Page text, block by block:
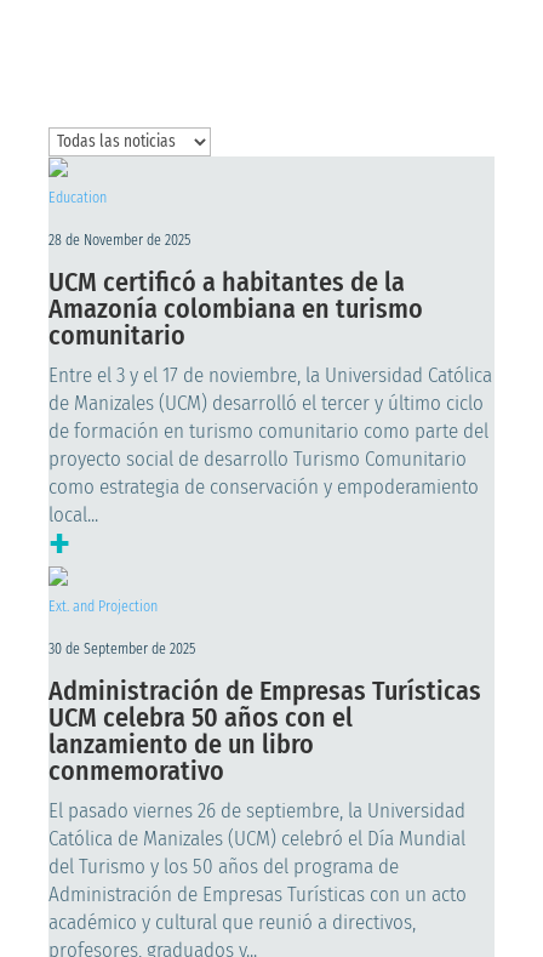
Education
28 de November de 2025
UCM certificó a habitantes de la
Amazonía colombiana en turismo
comunitario
Entre el 3 y el 17 de noviembre, la Universidad Católica
de Manizales (UCM) desarrolló el tercer y último ciclo
de formación en turismo comunitario como parte del
proyecto social de desarrollo Turismo Comunitario
como estrategia de conservación y empoderamiento
local...
+
Ext. and Projection
30 de September de 2025
Administración de Empresas Turísticas
UCM celebra 50 años con el
lanzamiento de un libro
conmemorativo
El pasado viernes 26 de septiembre, la Universidad
Católica de Manizales (UCM) celebró el Día Mundial
del Turismo y los 50 años del programa de
Administración de Empresas Turísticas con un acto
académico y cultural que reunió a directivos,
profesores, graduados y...